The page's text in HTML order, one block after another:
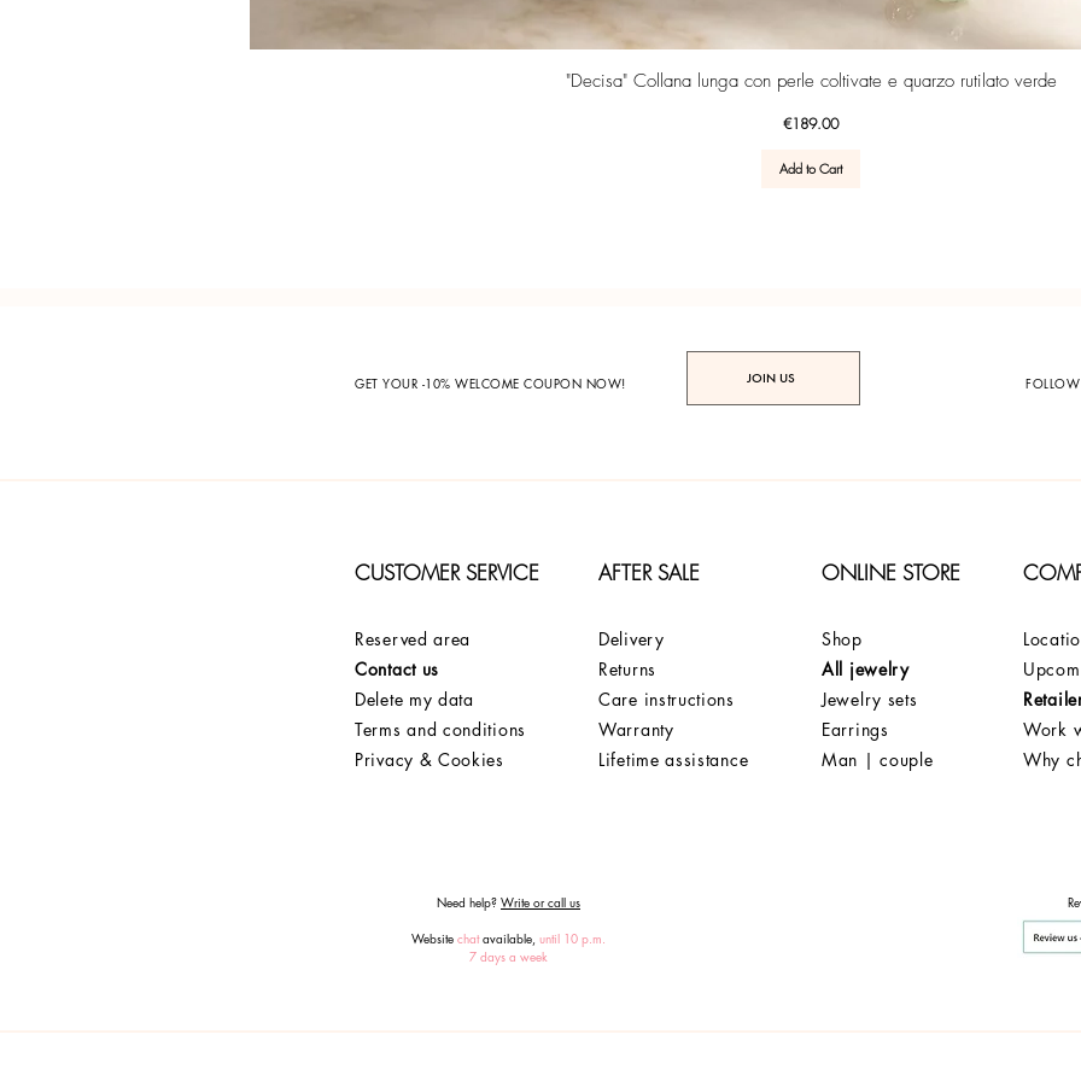
Quick View
"Decisa" Collana lunga con perle coltivate e quarzo rutilato verde
Price
€189.00
Add to Cart
GET YOUR -10% WELCOME COUPON NOW! JOIN US
CUSTOMER SERVICE AFTER SALE ONLINE STORE
Reserved area
Contact us
Delete my data
Terms and conditions
Privacy & Cookies
Delivery
Returns
Care instructions
Warranty
Lifetime assistance
Shop
All jewelry
Jewelry sets
Earrings
Man | couple
Work
Why
Need help? Write or call us
Website chatavailable, until 10 p.m.
7 days a week